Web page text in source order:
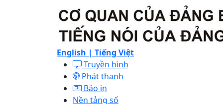
English | Tiếng Việt
Truyền hình
Phát thanh
Báo in
Nền tảng số